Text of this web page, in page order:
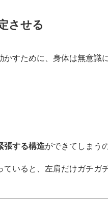
させる
すために、身体は無意識
張する構造ができてしまう
いると、左肩だけガチガ